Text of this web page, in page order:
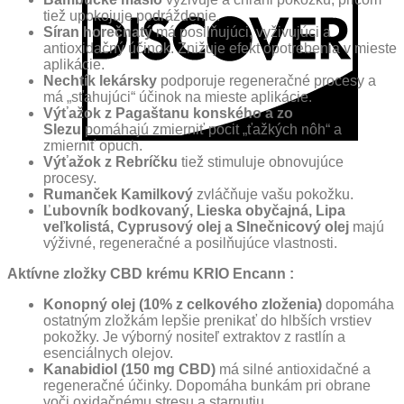
tiež upokojuje podráždenie.
Síran horečnatýmá posilňujúci, vyživujúci a
antioxidačný účinok. Znižuje efekt opotrebenia v mieste
aplikácie.
Nechtík lekársky podporuje regeneračné procesy a
má „sťahujúci“ účinok na mieste aplikácie.
Výťažok z Pagaštanu konského a zo
Slezu pomáhajú zmierniť pocit „ťažkých nôh“ a
zmierniť opuch.
Výťažok z Rebríčku tiež stimuluje obnovujúce
procesy.
Rumanček Kamilkový zvláčňuje vašu pokožku.
Ľubovník bodkovaný, Lieska obyčajná, Lipa
veľkolistá, Cyprusový olej a Slnečnicový olej majú
výživné, regeneračné a posilňujúce vlastnosti.
Aktívne zložky CBD krému KRIO Encann :
Konopný olej (10% z celkového zloženia) dopomáha
ostatným zložkám lepšie prenikať do hlbších vrstiev
pokožky. Je výborný nositeľ extraktov z rastlín a
esenciálnych olejov.
Kanabidiol (150 mg CBD) má silné antioxidačné a
regeneračné účinky. Dopomáha bunkám pri obrane